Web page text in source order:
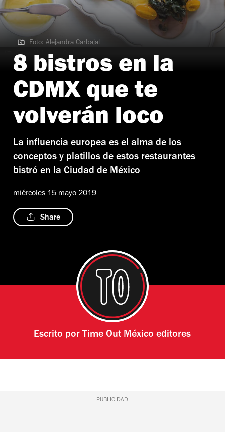
Foto: Alejandra Carbajal
Foto: Alejandra Carbajal
8 bistros en la
CDMX que te
volverán loco
La influencia europea es el alma de los
conceptos y platillos de estos restaurantes
bistró en la Ciudad de México
miércoles 15 mayo 2019
Share
Escrito por Time Out México editores
PUBLICIDAD